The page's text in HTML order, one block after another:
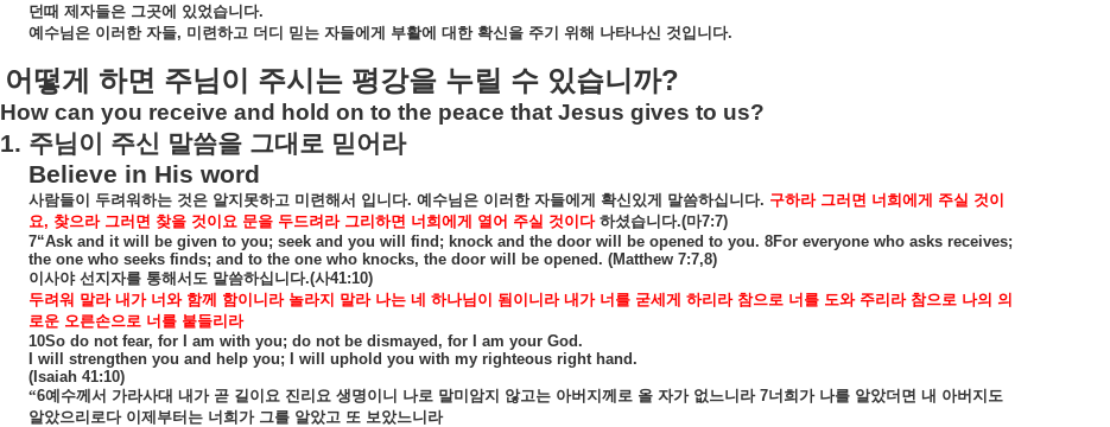
던때 제자들은 그곳에 있었습니다.
예수님은 이러한 자들, 미련하고 더디 믿는 자들에게 부활에 대한 확신을 주기 위해 나타나신 것입니다.
어떻게 하면 주님이 주시는 평강을 누릴 수 있습니까?
How can you receive and hold on to the peace that Jesus gives to us?
1. 주님이 주신 말씀을 그대로 믿어라
Believe in His word
사람들이 두려워하는 것은 알지못하고 미련해서 입니다. 예수님은 이러한 자들에게 확신있게 말씀하십니다. 구하라 그러면 너희에게 주실 것이
요, 찾으라 그러면 찾을 것이요 문을 두드려라 그리하면 너희에게 열어 주실 것이다 하셨습니다.(마7:7)
7“Ask and it will be given to you; seek and you will find; knock and the door will be opened to you. 8For everyone who asks receives;
the one who seeks finds; and to the one who knocks, the door will be opened. (Matthew 7:7,8)
이사야 선지자를 통해서도 말씀하십니다.(사41:10)
두려워 말라 내가 너와 함께 함이니라 놀라지 말라 나는 네 하나님이 됨이니라 내가 너를 굳세게 하리라 참으로 너를 도와 주리라 참으로 나의 의
로운 오른손으로 너를 붙들리라
10So do not fear, for I am with you; do not be dismayed, for I am your God.
I will strengthen you and help you; I will uphold you with my righteous right hand.
(Isaiah 41:10)
“6예수께서 가라사대 내가 곧 길이요 진리요 생명이니 나로 말미암지 않고는 아버지께로 올 자가 없느니라7너희가 나를 알았더면 내 아버지도
알았으리로다 이제부터는 너희가 그를 알았고 또 보았느니라